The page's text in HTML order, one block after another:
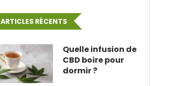
ARTICLES RÉCENTS
Quelle infusion de
CBD boire pour
dormir ?